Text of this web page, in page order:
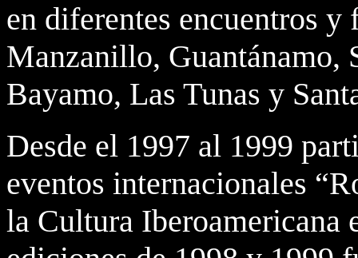
en diferentes encuentros y
Manzanillo, Guantánamo,
Bayamo, Las Tunas y
Desde el 1997 al 1999
eventos internacionales
la Cultura Iberoamericana